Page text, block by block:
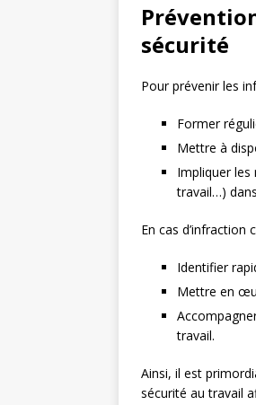
sécurité
Pour prévenir les
Former
Mettre à
Impliquer les
travail…)
En cas d’infraction
Identifier
Mettre en
travail.
Ainsi, il est
sécurité au travail